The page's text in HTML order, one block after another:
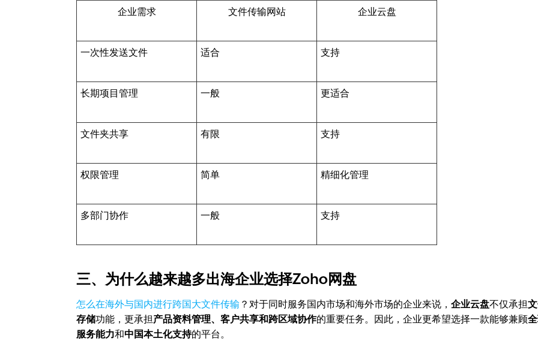
企业需求 文件传输网站 企业云盘
一次性发送文件 适合 支持
长期项目管理 一般 更适合
文件夹共享 有限 支持
权限管理 简单 精细化管理
多部门协作 一般 支持
三、为什么越来越多出海企业选择Zoho网盘
怎么在海外与国内进行跨国大文件传输 ？对于同时服务国内市场和海外市场的企业来说，企业云盘不仅承担
存储功能，更承担产品资料管理、客户共享和跨区域协作的重要任务。因此，企业更希望选择一款能够兼顾
服务能力和中国本土化支持的平台。